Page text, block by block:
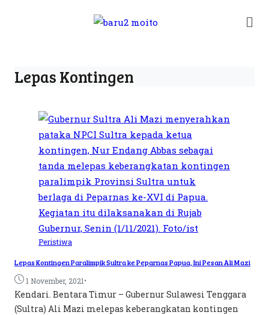
Lepas Kontingen
Peristiwa
Lepas Kontingen Paralimpik Sultra ke Peparnas Papua, Ini Pesan Ali Mazi
1 November, 2021•
Kendari. Bentara Timur – Gubernur Sulawesi Tenggara
(Sultra) Ali Mazi melepas keberangkatan kontingen